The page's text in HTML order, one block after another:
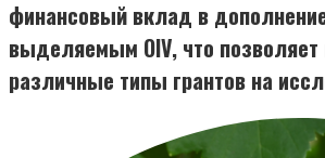
финансовый вклад в
выделяемым OIV, что позволяет
различные типы грантов на